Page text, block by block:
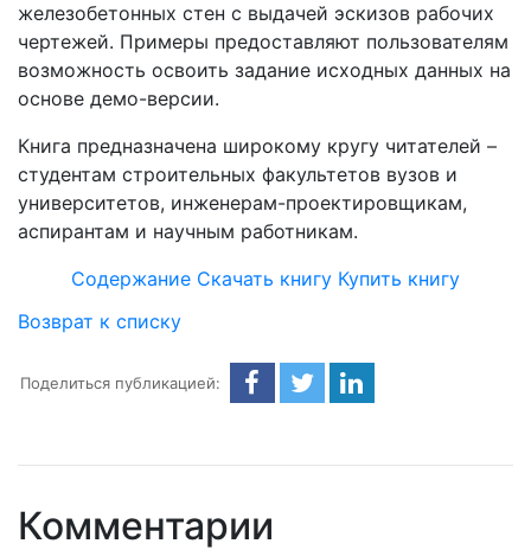
железобетонных стен с выдачей эскизов рабочих
чертежей. Примеры предоставляют пользователям
возможность освоить задание исходных данных на
основе демо-версии.
Книга предназначена широкому кругу читателей –
студентам строительных факультетов вузов и
университетов, инженерам-проектировщикам,
аспирантам и научным работникам.
Содержание Скачать книгу Купить книгу
Возврат к списку
Поделиться публикацией:
Комментарии